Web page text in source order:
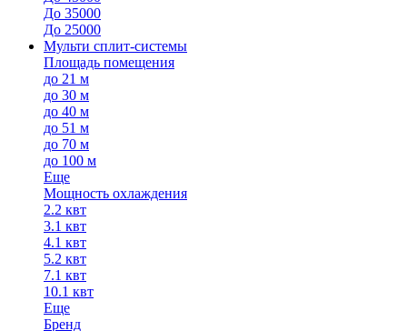
До 35000
До 25000
Мульти сплит-системы
Площадь помещения
до 21 м
до 30 м
до 40 м
до 51 м
до 70 м
до 100 м
Еще
Мощность охлаждения
2.2 квт
3.1 квт
4.1 квт
5.2 квт
7.1 квт
10.1 квт
Еще
Бренд